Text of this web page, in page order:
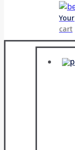
Your
cart